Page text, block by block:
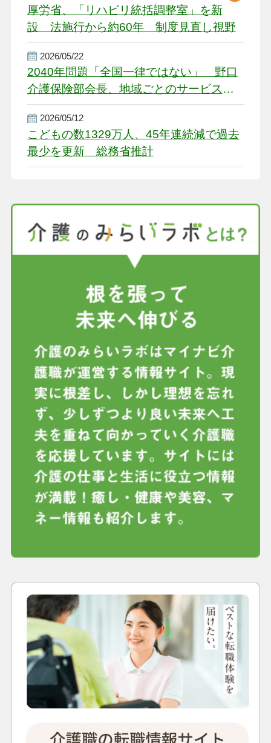
厚労省、「リハビリ統括調整室」を新
設 法施行から約60年 制度見直し視野
2026/05/22
2040年問題「全国一律ではない」 野口
介護保険部会長、地域ごとのサービス基
盤整備を促す
2026/05/12
こどもの数1329万人、45年連続減で過去
最少を更新 総務省推計